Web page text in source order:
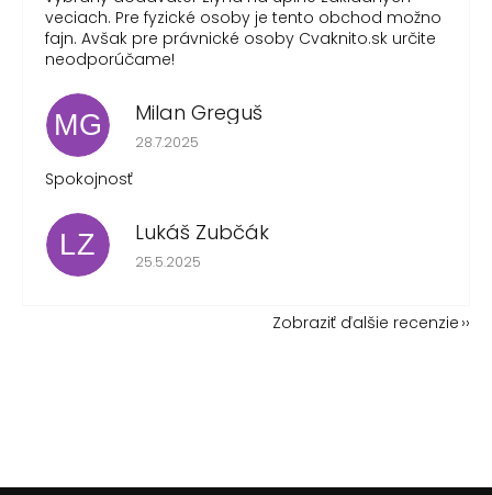
veciach. Pre fyzické osoby je tento obchod možno
fajn. Avšak pre právnické osoby Cvaknito.sk určite
neodporúčame!
MG Milan Greguš
Hodnotenie obchodu je 5 z 5 hviezdičiek.
28.7.2025
Spokojnosť
LZ Lukáš Zubčák
Hodnotenie obchodu je 5 z 5 hviezdičiek.
25.5.2025
Zobraziť ďalšie recenzie